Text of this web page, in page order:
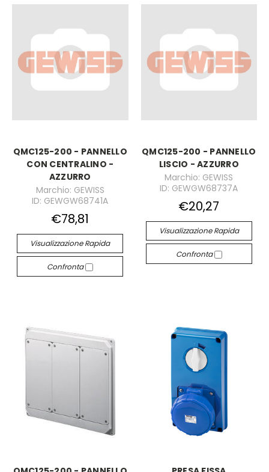
QMC125-200 - PANNELLO
CON CENTRALINO -
AZZURRO
Marchio: GEWISS
ID: GEWGW68741A
€78,81
Visualizzazione Rapida
Confronta
QMC125-200 - PANNELLO
LISCIO - AZZURRO
Marchio: GEWISS
ID: GEWGW68737A
€20,27
Visualizzazione Rapida
Confronta